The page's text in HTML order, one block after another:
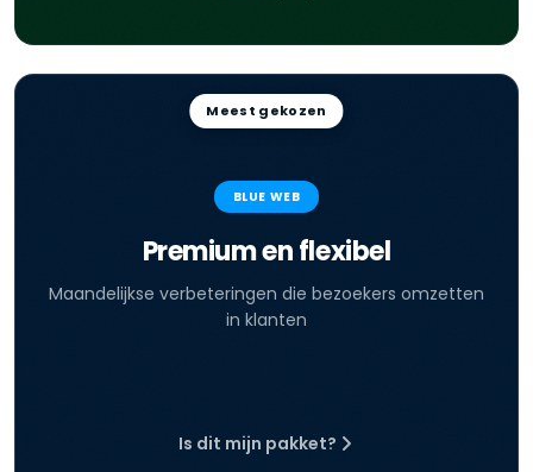
Meest gekozen
BLUE WEB
Premium en flexibel
Maandelijkse verbeteringen die bezoekers omzetten
in klanten
Is dit mijn pakket?